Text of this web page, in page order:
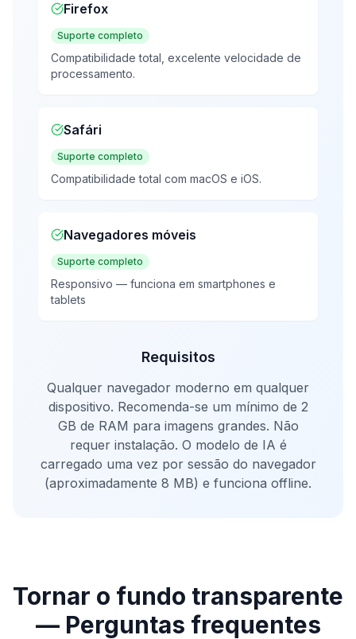
Firefox
Suporte completo
Compatibilidade total, excelente velocidade de
processamento.
Safári
Suporte completo
Compatibilidade total com macOS e iOS.
Navegadores móveis
Suporte completo
Responsivo — funciona em smartphones e
tablets
Requisitos
Qualquer navegador moderno em qualquer
dispositivo. Recomenda-se um mínimo de 2
GB de RAM para imagens grandes. Não
requer instalação. O modelo de IA é
carregado uma vez por sessão do navegador
(aproximadamente 8 MB) e funciona offline.
Tornar o fundo transparente
— Perguntas frequentes